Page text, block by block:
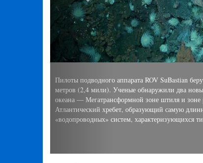
Атлантического
Доктор Оливия Соарес Перейра (Научно-
образцы с вершины гидротермального
для измерения показаний датчиков и